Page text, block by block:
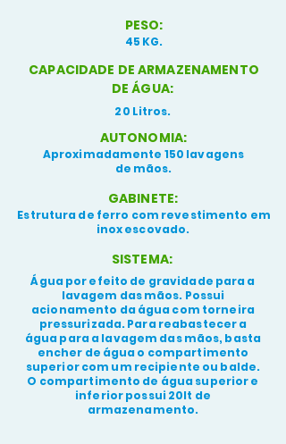
PESO:
45 KG.
CAPACIDADE DE ARMAZENAMENTO
DE ÁGUA:
20 Litros.
AUTONOMIA:
Aproximadamente 150 lavagens
de mãos.
GABINETE:
Estrutura de ferro com revestimento em
inox escovado.
SISTEMA:
Água por efeito de gravidade para a
lavagem das mãos. Possui
acionamento da água com torneira
pressurizada. Para reabastecer a
água para a lavagem das mãos, basta
encher de água o compartimento
superior com um recipiente ou balde.
O compartimento de água superior e
inferior possui 20lt de
armazenamento.